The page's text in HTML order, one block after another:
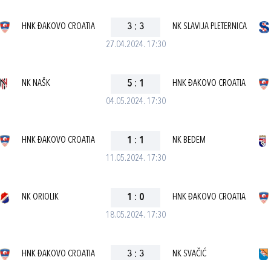
27.04.2024. 17:30
HNK ĐAKOVO CROATIA 3 : 3 NK SLAVIJA PLETERNICA
04.05.2024. 17:30
NK NAŠK 5 : 1 HNK ĐAKOVO CROATIA
11.05.2024. 17:30
HNK ĐAKOVO CROATIA 1 : 1 NK BEDEM
18.05.2024. 17:30
NK ORIOLIK 1 : 0 HNK ĐAKOVO CROATIA
HNK ĐAKOVO CROATIA 3 : 3 NK SVAČIĆ